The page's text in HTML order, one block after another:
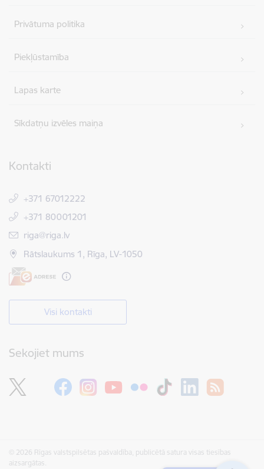
Privātuma politika
Piekļūstamība
Lapas karte
Sīkdatņu izvēles maiņa
Kontakti
+371 67012222
+371 80001201
E-pasts:
riga@riga.lv
Rātslaukums 1, Rīga, LV-1050
Visi kontakti
Sekojiet mums
© 2026 Rīgas valstspilsētas pašvaldība, publicētā satura visas tiesības
aizsargātas.